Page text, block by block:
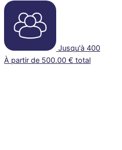
Jusqu'à 400
À partir de 500.00 € total